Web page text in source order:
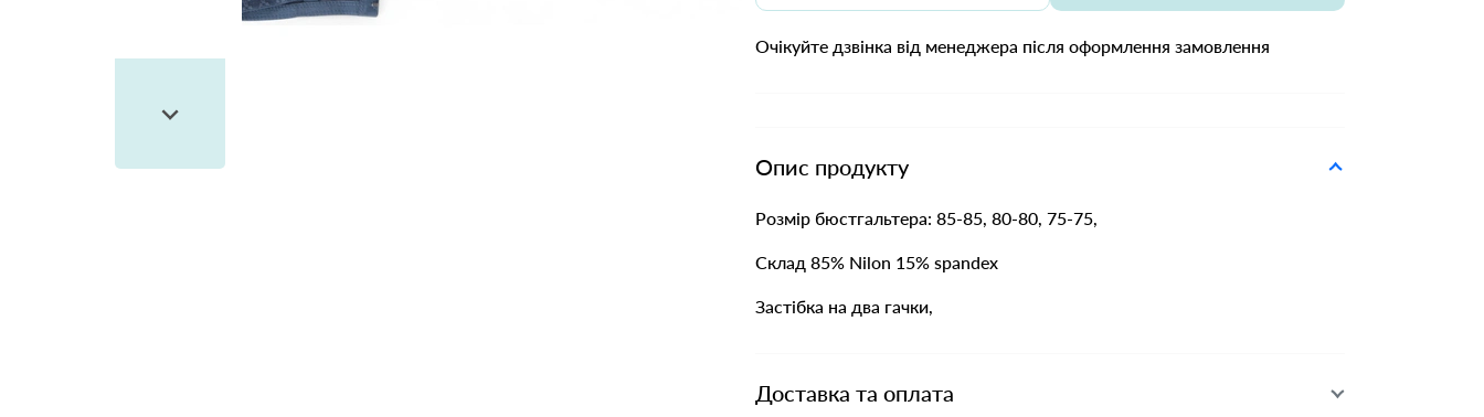
Очікуйте дзвінка від менеджера після оформлення замовлення
Опис продукту
Розмір бюстгальтера: 85-85, 80-80, 75-75,
Склад 85% Nilon 15% spandex
Застібка на два гачки,
Доставка та оплата